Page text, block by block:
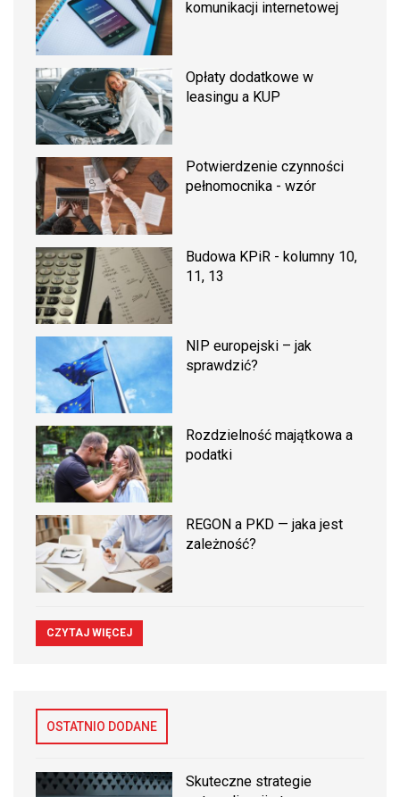
komunikacji internetowej
Opłaty dodatkowe w
leasingu a KUP
Potwierdzenie czynności
pełnomocnika - wzór
Budowa KPiR - kolumny 10,
11, 13
NIP europejski – jak
sprawdzić?
Rozdzielność majątkowa a
podatki
REGON a PKD — jaka jest
zależność?
CZYTAJ WIĘCEJ
OSTATNIO DODANE
Skuteczne strategie